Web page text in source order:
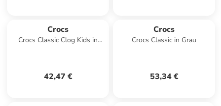
Crocs
Crocs Classic Clog Kids in
42,47 €
Crocs
Crocs Classic in Grau
53,34 €